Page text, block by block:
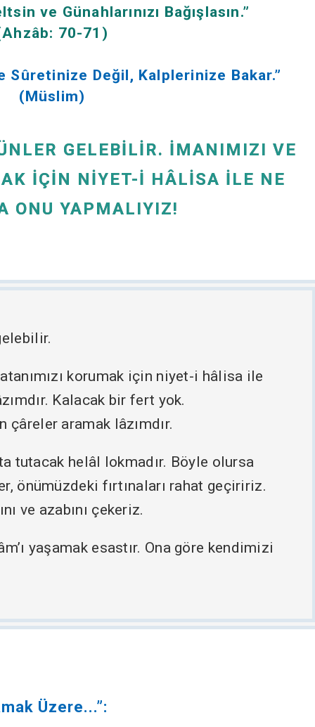
ve Günahlarınızı Bağışlasın.”
70-71)
Sûretinize Değil, Kalplerinize Bakar.”
(Müslim)
GELEBILIR. İMANIMIZI VE
İÇIN NIYET-I HÂLISA İLE NE
ONU YAPMALIYIZ!
korumak için niyet-i hâlisa ile
Kalacak bir fert yok.
aramak lâzımdır.
tutacak helâl lokmadır. Böyle olursa
önümüzdeki fırtınaları rahat geçiririz.
ve azabını çekeriz.
yaşamak esastır. Ona göre kendimizi
Üzere...”: